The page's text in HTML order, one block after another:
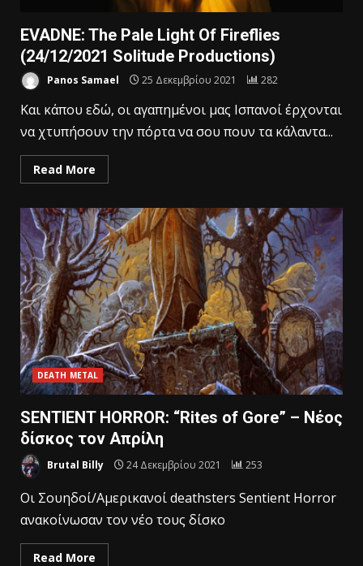
EVADNE: The Pale Light Of Fireflies
(24/12/2021 Solitude Productions)
Panos Samael 25 Δεκεμβρίου 2021 282
Και κάπου εδώ, οι αγαπημένοι μας Ισπανοί έρχονται
να χτυπήσουν την πόρτα να σου πουν τα κάλαντα...
Read More
DEATH METAL
SENTIENT HORROR: “Rites of Gore” – Νέος
δίσκος τον Απρίλη
Brutal Billy 24 Δεκεμβρίου 2021 253
Οι Σουηδοί/Αμερικανοί deathsters Sentient Horror
ανακοίνωσαν τον νέο τους δίσκο
Read More